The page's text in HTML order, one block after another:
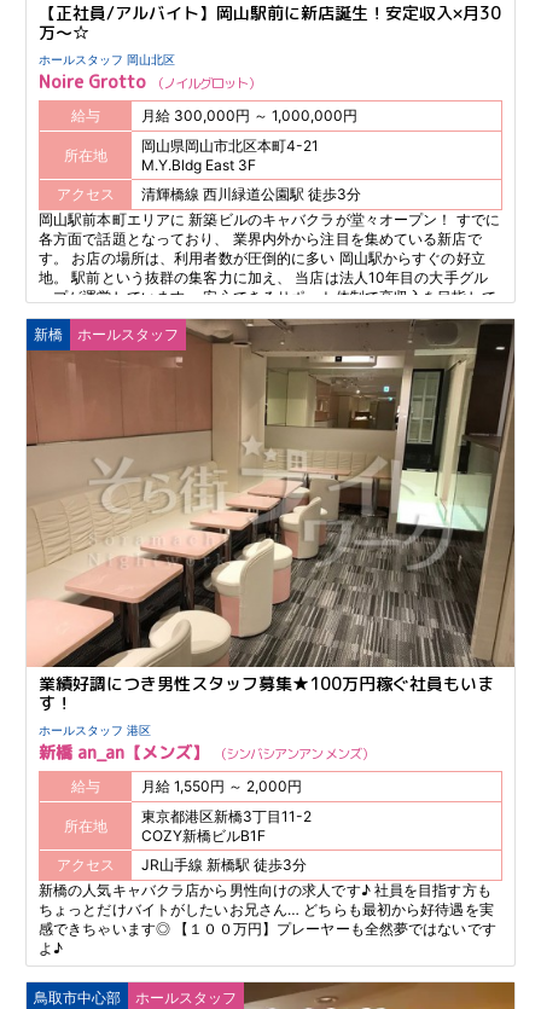
【正社員/アルバイト】岡山駅前に新店誕生！安定収入×月30
万～☆
ホールスタッフ 岡山北区
Noire Grotto ノイルグロット
給与 月給 300,000円 ～ 1,000,000円
所在地
岡山県岡山市北区本町4-21
M.Y.Bldg East 3F
アクセス
清輝橋線 西川緑道公園駅 徒歩3分
岡山駅前本町エリアに 新築ビルのキャバクラが堂々オープン！ すでに
各方面で話題となっており、 業界内外から注目を集めている新店で
す。 お店の場所は、利用者数が圧倒的に多い 岡山駅からすぐの好立
地。 駅前という抜群の集客力に加え、 当店は法人10年目の大手グル
ープが運営しています。 安心できるサポート体制で高収入を目指して
みませんか？
新橋
ホールスタッフ
業績好調につき男性スタッフ募集★100万円稼ぐ社員もいま
す！
ホールスタッフ 港区
新橋 an_an【メンズ】 シンバシアンアン メンズ
給与 月給 1,550円 ～ 2,000円
所在地
東京都港区新橋3丁目11-2
COZY新橋ビルB1F
アクセス
JR山手線 新橋駅 徒歩3分
新橋の人気キャバクラ店から男性向けの求人です♪ 社員を目指す方も
ちょっとだけバイトがしたいお兄さん… どちらも最初から好待遇を実
感できちゃいます◎ 【１００万円】プレーヤーも全然夢ではないです
よ♪
鳥取市中心部 ホールスタッフ